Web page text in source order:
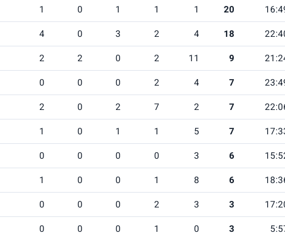
20
1
1
1
0
1
18
4
2
3
0
4
9
11
2
0
2
2
7
4
2
0
0
0
7
2
7
2
0
2
7
5
1
1
0
1
6
3
0
0
0
0
6
8
1
0
0
1
3
3
2
0
0
0
3
0
1
0
0
0